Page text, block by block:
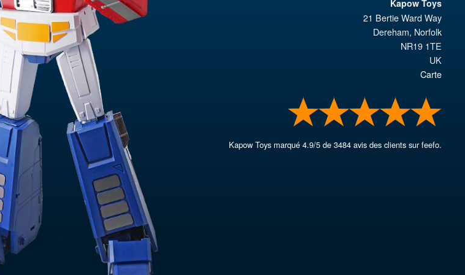
Kapow Toys
21 Bertie Ward Way
Dereham, Norfolk
NR19 1TE
UK
Carte
Kapow Toys marqué4.9/5 de3484 avis des clients sur feefo.